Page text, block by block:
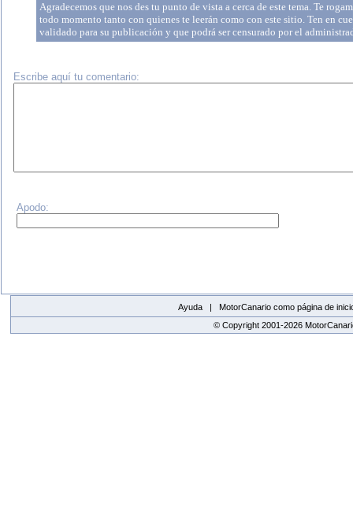
Agradecemos que nos des tu punto de vista a cerca de este tema. Te
todo momento tanto con quienes te leerán como con este sitio. Ten en
validado para su publicación y que podrá ser censurado por el
Escribe aquí tu comentario:
Apodo:
Ayuda |
MotorCanario como página de
© Copyright 2001-2026